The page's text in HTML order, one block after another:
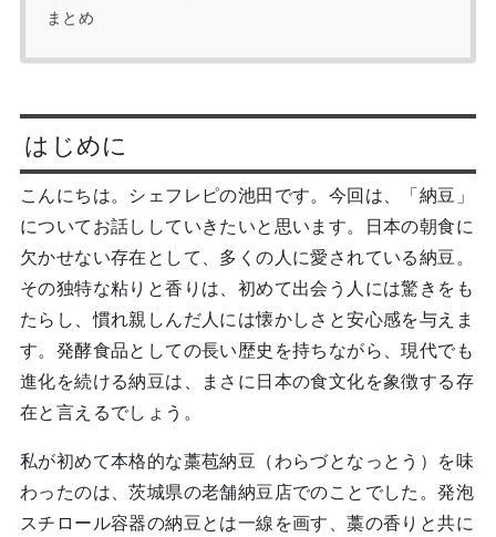
まとめ
はじめに
こんにちは。シェフレピの池田です。今回は、「納豆」
についてお話ししていきたいと思います。日本の朝食に
欠かせない存在として、多くの人に愛されている納豆。
その独特な粘りと香りは、初めて出会う人には驚きをも
たらし、慣れ親しんだ人には懐かしさと安心感を与えま
す。発酵食品としての長い歴史を持ちながら、現代でも
進化を続ける納豆は、まさに日本の食文化を象徴する存
在と言えるでしょう。
私が初めて本格的な藁苞納豆（わらづとなっとう）を味
わったのは、茨城県の老舗納豆店でのことでした。発泡
スチロール容器の納豆とは一線を画す、藁の香りと共に